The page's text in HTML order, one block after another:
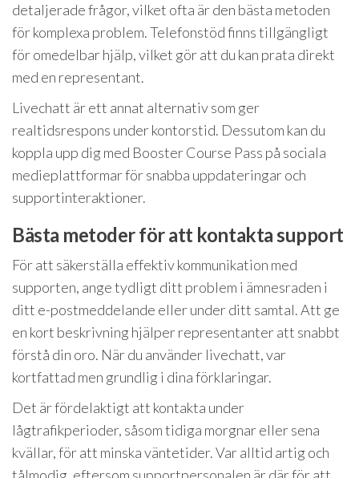
detaljerade frågor, vilket ofta är den bästa metoden
för komplexa problem. Telefonstöd finns tillgängligt
för omedelbar hjälp, vilket gör att du kan prata direkt
med en representant.
Livechatt är ett annat alternativ som ger
realtidsrespons under kontorstid. Dessutom kan du
koppla upp dig med Booster Course Pass på sociala
medieplattformar för snabba uppdateringar och
supportinteraktioner.
Bästa metoder för att kontakta support
För att säkerställa effektiv kommunikation med
supporten, ange tydligt ditt problem i ämnesraden i
ditt e-postmeddelande eller under ditt samtal. Att ge
en kort beskrivning hjälper representanter att snabbt
förstå din oro. När du använder livechatt, var
kortfattad men grundlig i dina förklaringar.
Det är fördelaktigt att kontakta under
lågtrafikperioder, såsom tidiga morgnar eller sena
kvällar, för att minska väntetider. Var alltid artig och